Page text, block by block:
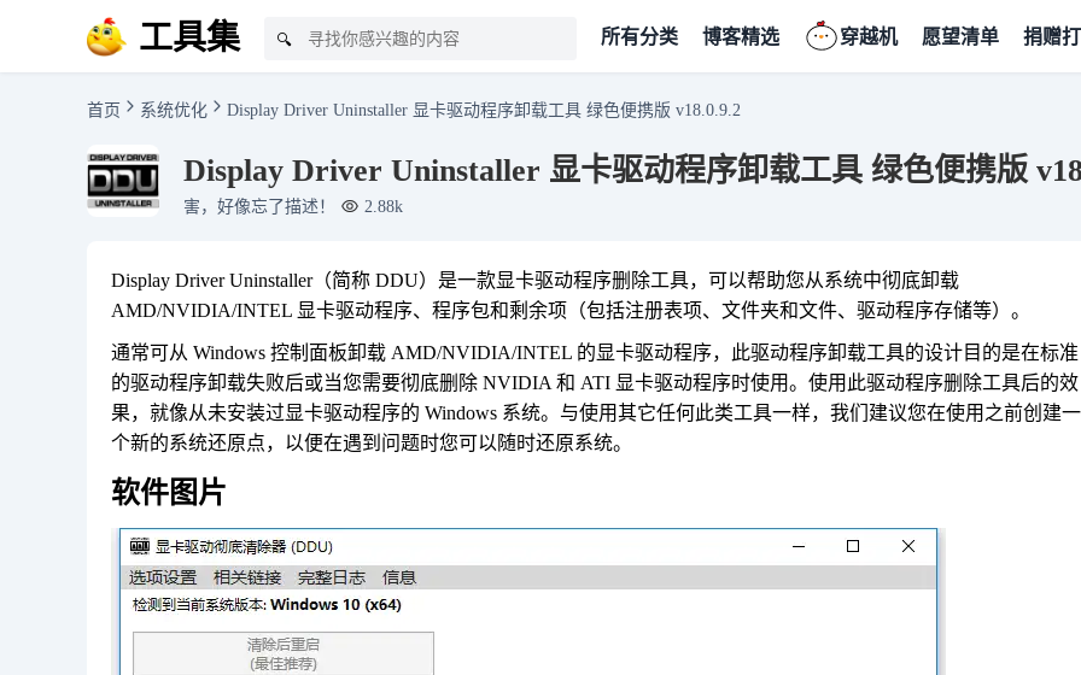
工具集 🔍 所有分类 博客精选 穿越机 愿望清单 捐赠
首页 系统优化 Display Driver Uninstaller 显卡驱动程序卸载工具 绿色便携版 v18.0.9.2
Display Driver Uninstaller 显卡驱动程序卸载工具 绿色便携版
害，好像忘了描述！ 2.88k
Display Driver Uninstaller（简称 DDU）是一款显卡驱动程序删除工具，可以帮助您从系统中彻底卸载
AMD/NVIDIA/INTEL 显卡驱动程序、程序包和剩余项（包括注册表项、文件夹和文件、驱动程序存储等）。
通常可从 Windows 控制面板卸载 AMD/NVIDIA/INTEL 的显卡驱动程序，此驱动程序卸载工具的设计目的是在标准
的驱动程序卸载失败后或当您需要彻底删除 NVIDIA 和 ATI 显卡驱动程序时使用。使用此驱动程序删除工具后的效
果，就像从未安装过显卡驱动程序的 Windows 系统。与使用其它任何此类工具一样，我们建议您在使用之前创建一
个新的系统还原点，以便在遇到问题时您可以随时还原系统。
软件图片